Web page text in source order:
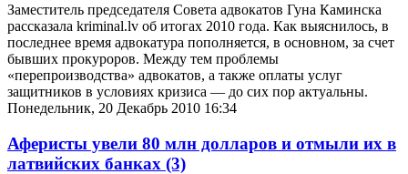
Заместитель председателя Совета адвокатов Гуна Каминска
рассказала kriminal.lv об итогах 2010 года. Как выяснилось, в
последнее время адвокатура пополняется, в основном, за счет
бывших прокуроров. Между тем проблемы
«перепроизводства» адвокатов, а также оплаты услуг
защитников в условиях кризиса — до сих пор актуальны.
Понедельник, 20 Декабрь 2010 16:34
Аферисты увели 80 млн долларов и отмыли их в
латвийских банках (3)